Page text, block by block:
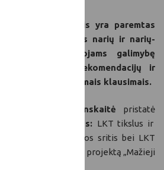
modelis yra paremtas
tarp tarybos narių ir narių-
nariams-stebėtojams galimybę
dėl priimamų rekomendacijų ir
svarstomais klausimais.
Gytė Grudzinskaitė pristatė
veiklos aktualijas: LKT tikslus ir
LKT veiklos sritis bei LKT
moksleivių projektą „Mažieji